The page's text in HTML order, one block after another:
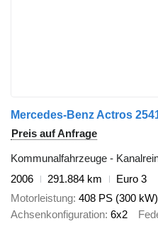
Mercedes-Benz Actros
Preis auf Anfrage
Kommunalfahrzeuge -
2006
291.884 km
Euro 3
Motorleistung 408 PS (300 kW)
Achsenkonfiguration 6x2